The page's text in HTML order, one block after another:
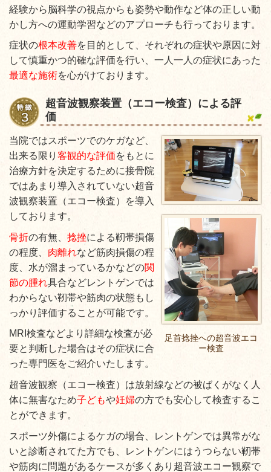
経験から脳科学の視点からも姿勢や動作など体の正しい動
かし方への運動学習などのアプローチも行っております。
症状の根本改善を目的として、それぞれの症状や原因に対
して慎重かつ的確な評価を行い、一人一人の症状にあった
最適な施術を心がけております。
超音波観察装置（エコー検査）による評
価
足首捻挫への超音波エコ
ー検査
当院ではスポーツでのケガなど、
出来る限り 客観的な評価をもとに
治療方針を決定するために接骨院
ではあまり導入されていない超音
波観察装置（エコー検査）を導入
しております。
骨折の有無、 捻挫による靭帯損傷
の程度、 肉離れなど筋肉損傷の程
度、水が溜まっているかなどの関
節の腫れ具合などレントゲンでは
わからない靭帯や筋肉の状態もし
っかり評価することが可能です。
MRI検査などより詳細な検査が必
要と判断した場合はその症状に合
った専門医をご紹介いたします。
超音波観察（エコー検査）は放射線などの被ばくがなく人
体に無害なため子どもや妊婦の方でも安心して検査するこ
とができます。
スポーツ外傷によるケガの場合、レントゲンでは異常がな
いと診断されてた方でも、レントゲンにはうつらない靭帯
や筋肉に問題があるケースが多くあり超音波エコー観察で